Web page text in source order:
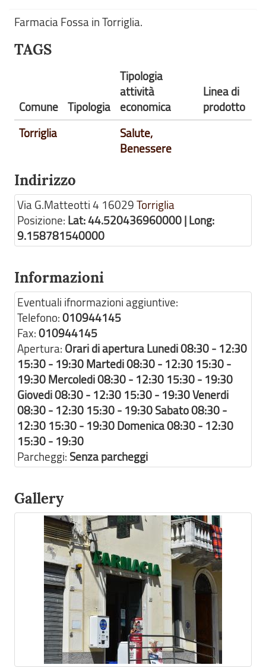
Farmacia Fossa in Torriglia.
TAGS
Comune Tipologia
Tipologia
attività
economica
Linea di
prodotto
Torriglia
Salute,
Benessere
Indirizzo
Via G.Matteotti 4 16029Torriglia
Posizione: Lat: 44.520436960000 | Long:
9.158781540000
Informazioni
Eventuali ifnormazioni aggiuntive:
Telefono:010944145
Fax:010944145
Apertura: Orari di apertura Lunedi 08:30 - 12:30
15:30 - 19:30 Martedi 08:30 - 12:30 15:30 -
19:30 Mercoledi 08:30 - 12:30 15:30 - 19:30
Giovedi 08:30 - 12:30 15:30 - 19:30 Venerdi
08:30 - 12:30 15:30 - 19:30 Sabato 08:30 -
12:30 15:30 - 19:30 Domenica 08:30 - 12:30
15:30 - 19:30
Parcheggi: Senza parcheggi
Gallery